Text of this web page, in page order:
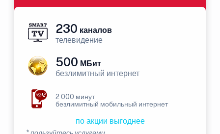
230 каналов
телевидение
500 МБит
безлимитный интернет
2 000 минут
безлимитный мобильный интернет
по акции выгоднее
* пользуйтесь услугами